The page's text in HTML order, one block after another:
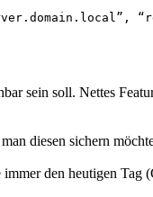
sein soll. Nettes
diesen sichern
den heutigen Tag